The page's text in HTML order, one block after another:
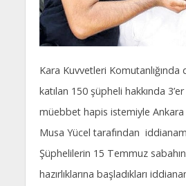
Kara Kuvvetleri
katılan 150 şüpheli hakkında 3’er
müebbet hapis istemiyle Ankara
Musa Yücel tarafından
Şüphelilerin 15 Temmuz
hazırlıklarına başladıkları